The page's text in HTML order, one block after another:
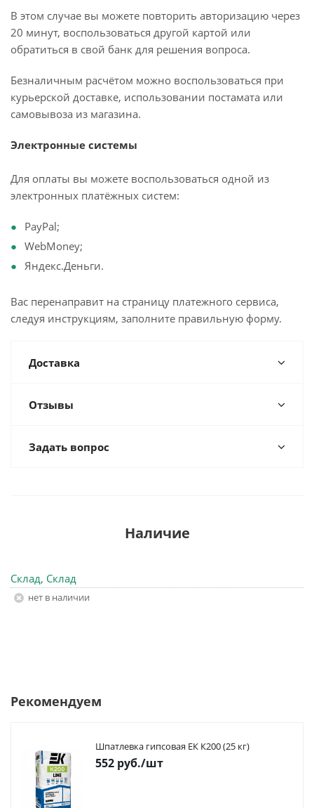
В этом случае вы можете повторить авторизацию через
20 минут, воспользоваться другой картой или
обратиться в свой банк для решения вопроса.
Безналичным расчётом можно воспользоваться при
курьерской доставке, использовании постамата или
самовывоза из магазина.
Электронные системы
Для оплаты вы можете воспользоваться одной из
электронных платёжных систем:
PayPal;
WebMoney;
Яндекс.Деньги.
Вас перенаправит на страницу платежного сервиса,
следуя инструкциям, заполните правильную форму.
Доставка
Отзывы
Задать вопрос
Наличие
Склад, Склад
Нет в наличии
Рекомендуем
Шпатлевка гипсовая ЕК К200 (25 кг)
552 руб./шт